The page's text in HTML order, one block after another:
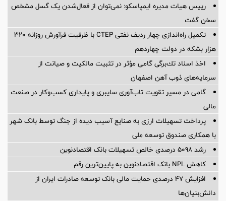
رییس هیات مدیره ایمپاسکو: نمی‌توان از فعال‌شدن یک گسل مشخص
سخن گفت
تکمیل راه‌اندازی چهار ردیف نفتی CTEP با ظرفیت فرآورش روزانه ۳۲۰
هزار بشکه در دولت چهاردهم
اخذ اسناد تك‌برگی گامی مؤثر در تثبیت مالكیت و صیانت از
سرمایه‌های ذوب آهن اصفهان
گامی در مسیر تقویت تاب‌آوری سایبری و پایداری کسب‌وکار در صنعت
مالی
پرداخت تسهیلات ارزی به صنایع آسیب دیده از جنگ توسط بانک شهر
با همکاری صندوق توسعه ملی
رشد 5098 درصدی خالص تسهیلات بانک اقتصادنوین
کاهش NPL بانک اقتصادنوین به پایین‌ترین رقم
افزایش ۴۷ درصدی حمایت مالی بانک توسعه صادرات ایران از
دانش‌بنیان‌ها